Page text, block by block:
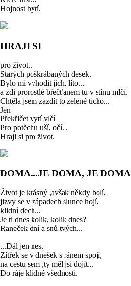
Hojnost bytí.
HRAJI SI
pro život...
Starých poškrábaných desek.
Bylo mi vyhodit jich, líto...
a zdi prorostlé břečťanem tu v stínu mlčí.
Chtěla jsem zazdít to zelené ticho...
Jen
Překřičet vytí vlčí
Pro potěchu uší, očí...
Hraji si pro život.
DOMA...JE DOMA, JE DOMA
Život je krásný ,avšak někdy bolí,
jizvy se v západech slunce hojí,
klidní dech...
Je ti dnes kolik, kolik dnes?
Raneček dní a snů tvých...
...Dál jen nes.
Zítřek se v dnešek s ránem spojí,
na cestu sem ,ty měl jsi dojít...
Do ráje klidné všednosti.